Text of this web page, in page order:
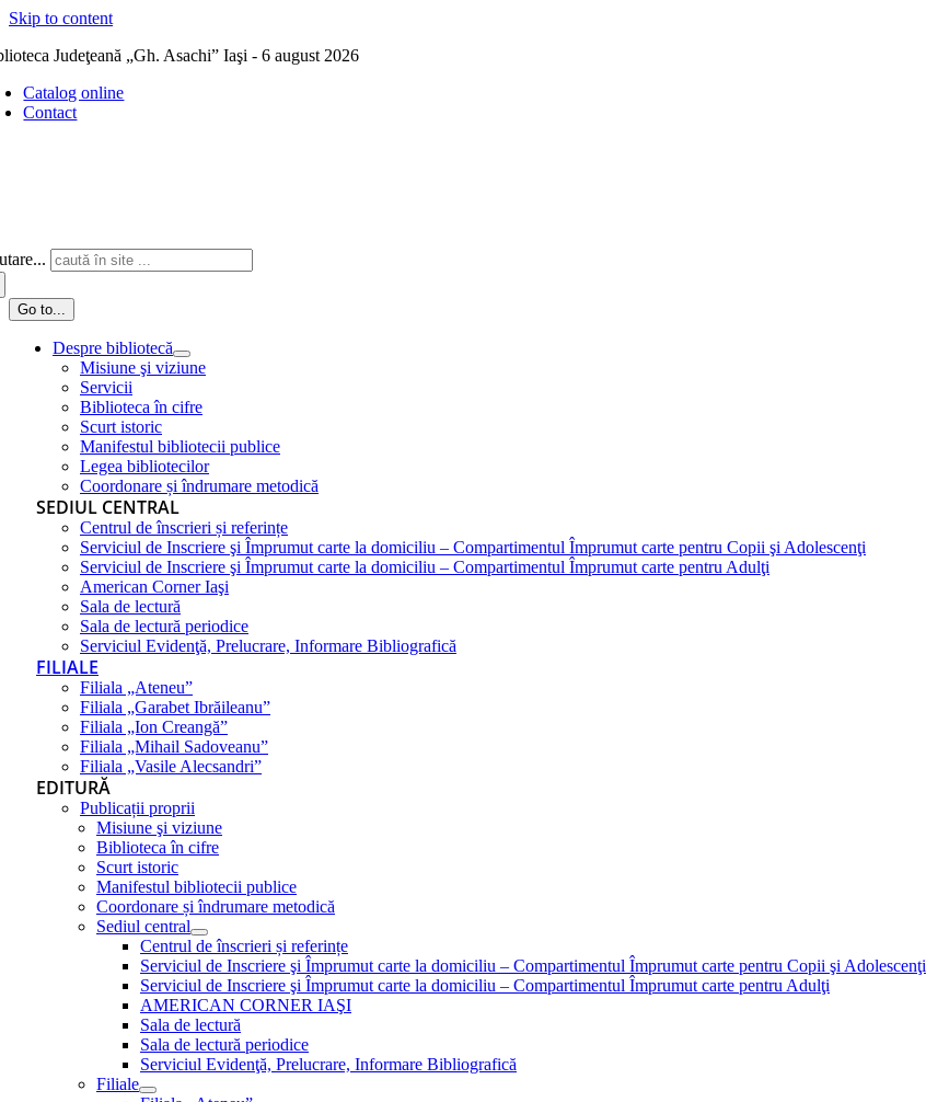
Skip to content
Judeţeană „Gh. Asachi” Iaşi - 6 august 2026
Catalog online
Contact
Go to...
Despre bibliotecă
Misiune şi viziune
Servicii
Biblioteca în cifre
Scurt istoric
Manifestul bibliotecii publice
Legea bibliotecilor
Coordonare și îndrumare metodică
SEDIUL CENTRAL
Centrul de înscrieri și referințe
Serviciul de Inscriere şi Împrumut carte la domiciliu – Compartimentul Împrumut carte pentru Copii şi Adolescenţi
Serviciul de Inscriere şi Împrumut carte la domiciliu – Compartimentul Împrumut carte pentru Adulţi
American Corner Iaşi
Sala de lectură
Sala de lectură periodice
Serviciul Evidenţă, Prelucrare, Informare Bibliografică
FILIALE
Filiala „Ateneu”
Filiala „Garabet Ibrăileanu”
Filiala „Ion Creangă”
Filiala „Mihail Sadoveanu”
Filiala „Vasile Alecsandri”
EDITURĂ
Publicații proprii
Misiune şi viziune
Biblioteca în cifre
Scurt istoric
Manifestul bibliotecii publice
Coordonare și îndrumare metodică
Sediul central
Centrul de înscrieri și referințe
Serviciul de Inscriere şi Împrumut carte la domiciliu – Compartimentul Împrumut carte pentru Copii şi Adolescenţi
Serviciul de Inscriere şi Împrumut carte la domiciliu – Compartimentul Împrumut carte pentru Adulţi
AMERICAN CORNER IAŞI
Sala de lectură
Sala de lectură periodice
Serviciul Evidenţă, Prelucrare, Informare Bibliografică
Filiale